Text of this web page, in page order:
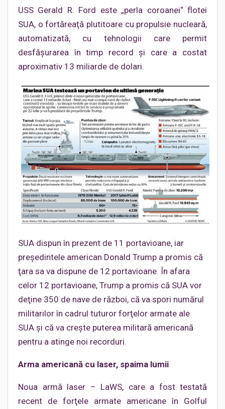
USS Gerald R. Ford este „perla coroanei“ flotei
SUA, o fortăreaţă plutitoare cu propulsie nucleară,
automatizată, cu tehnologii care permit
desfăşurarea în timp record şi care a costat
aproximativ 13 miliarde de dolari.
SUA dispun în prezent de 11 portavioane, iar
preşedintele american Donald Trump a promis că
ţara sa va dispune de 12 portavioane. În afara
celor 12 portavioane, Trump a promis că SUA vor
deţine 350 de nave de război, că va spori numărul
militarilor în cadrul tuturor forţelor armate ale
SUA şi că va creşte puterea militară americană
pentru a atinge noi recorduri.
Arma americană cu laser, spaima lumii
Noua armă laser – LaWS, care a fost testată
recent de forţele armate americane în Golful